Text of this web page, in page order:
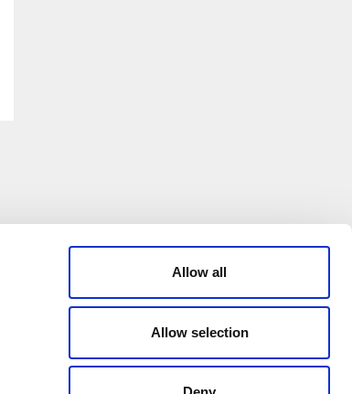
Allow all
Allow selection
Emmeti - P.IVA 04988370963